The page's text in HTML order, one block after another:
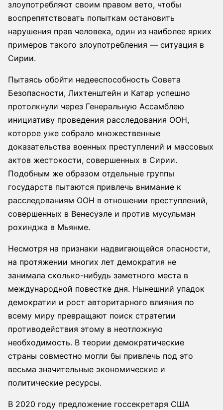
злоупотребляют своим правом вето, чтобы
воспрепятствовать попыткам остановить
нарушения прав человека, один из наиболее ярких
примеров такого злоупотребления — ситуация в
Сирии.
Пытаясь обойти недееспособность Совета
Безопасности, Лихтенштейн и Катар успешно
протолкнули через Генеральную Ассамблею
инициативу проведения расследования ООН,
которое уже собрало множественные
доказательства военных преступлений и массовых
актов жестокости, совершенных в Сирии.
Подобным же образом отдельные группы
государств пытаются привлечь внимание к
расследованиям ООН в отношении преступлений,
совершенных в Венесуэле и против мусульман
рохинджа в Мьянме.
Несмотря на признаки надвигающейся опасности,
на протяжении многих лет демократия не
занимала сколько-нибудь заметного места в
международной повестке дня. Нынешний упадок
демократии и рост авторитарного влияния по
всему миру превращают поиск стратегии
противодействия этому в неотложную
необходимость. В теории демократические
страны совместно могли бы привлечь под это
весьма значительные экономические и
политические ресурсы.
В 2020 году предложение госсекретаря США